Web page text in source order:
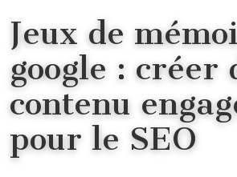
Jeux de
google : créer
contenu
pour le SEO